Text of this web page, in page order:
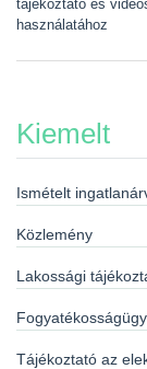
tájékoztató és
használatához
Kiemelt
Ismételt
Közlemény
Lakossági
Tájékoztató az